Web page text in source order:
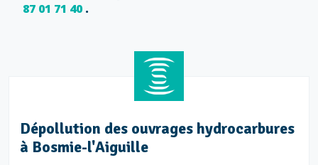
87 01 71 40.
Dépollution des ouvrages hydrocarbures
à Bosmie-l'Aiguille